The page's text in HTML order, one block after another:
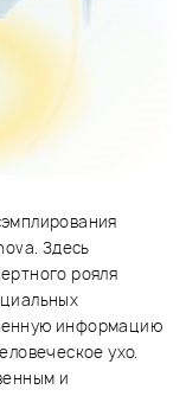
Здесь
рояля
информацию
ухо.
и